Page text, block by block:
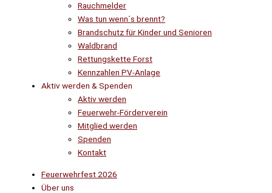
Rauchmelder
Was tun wenn´s brennt?
Brandschutz für Kinder und Senioren
Waldbrand
Rettungskette Forst
Kennzahlen PV-Anlage
Aktiv werden & Spenden
Aktiv werden
Feuerwehr-Förderverein
Mitglied werden
Spenden
Kontakt
Feuerwehrfest 2026
Über uns